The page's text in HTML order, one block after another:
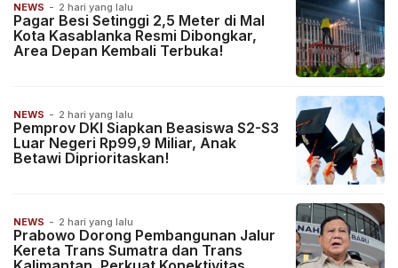
NEWS - 2 hari yang lalu
Pagar Besi Setinggi 2,5 Meter di Mal
Kota Kasablanka Resmi Dibongkar,
Area Depan Kembali Terbuka!
NEWS - 2 hari yang lalu
Pemprov DKI Siapkan Beasiswa S2-S3
Luar Negeri Rp99,9 Miliar, Anak
Betawi Diprioritaskan!
NEWS - 2 hari yang lalu
Prabowo Dorong Pembangunan Jalur
Kereta Trans Sumatra dan Trans